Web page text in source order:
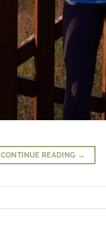
CONTINUE READING →